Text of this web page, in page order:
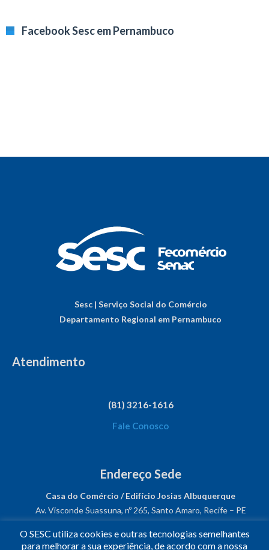
Facebook Sesc em Pernambuco
Sesc | Serviço Social do Comércio
Departamento Regional em Pernambuco
Atendimento
(81) 3216-1616
Fale Conosco
Endereço Sede
Casa do Comércio / Edifício Josias Albuquerque
Av. Visconde Suassuna, nº 265, Santo Amaro, Recife – PE
CNPJ: 03.482.931/0001-61
O SESC utiliza cookies e outras tecnologias semelhantes
para melhorar a sua experiência, de acordo com a nossa